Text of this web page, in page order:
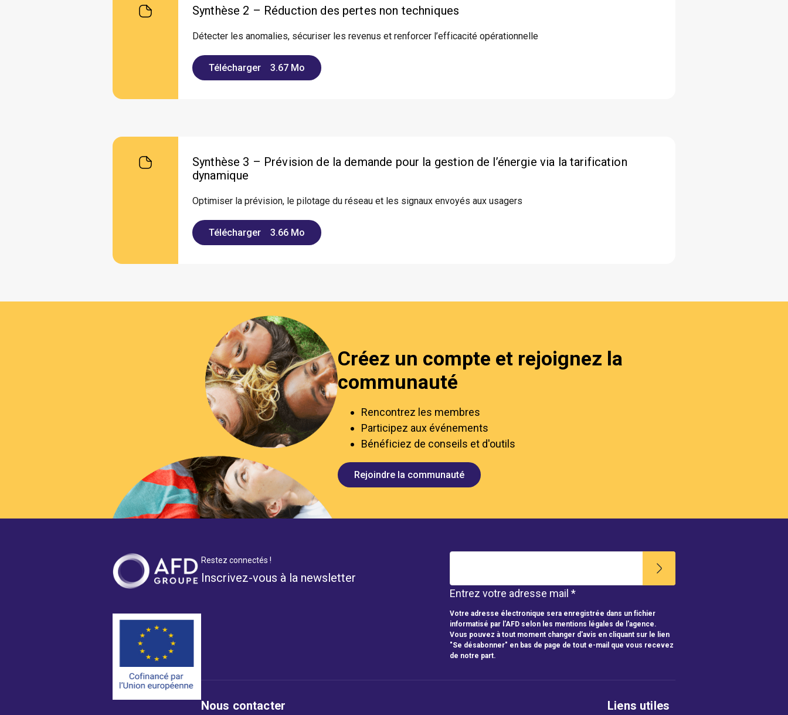
Synthèse 2 – Réduction des pertes non techniques
Détecter les anomalies, sécuriser les revenus et renforcer l’efficacité opérationnelle
Télécharger 3.67 Mo
Synthèse 3 – Prévision de la demande pour la gestion de l’énergie via la tarification
dynamique
Optimiser la prévision, le pilotage du réseau et les signaux envoyés aux usagers
Télécharger 3.66 Mo
Créez un compte et rejoignez la
communauté
Rencontrez les membres
Participez aux événements
Bénéficiez de conseils et d'outils
Rejoindre la communauté
Restez connectés !
Inscrivez-vous à la newsletter
Entrez votre adresse mail *
Votre adresse électronique sera enregistrée dans un fichier
informatisé par l'AFD selon les mentions légales de l'agence.
Vous pouvez à tout moment changer d'avis en cliquant sur le lien
"Se désabonner" en bas de page de tout e-mail que vous recevez
de notre part.
Nous contacter Liens utiles